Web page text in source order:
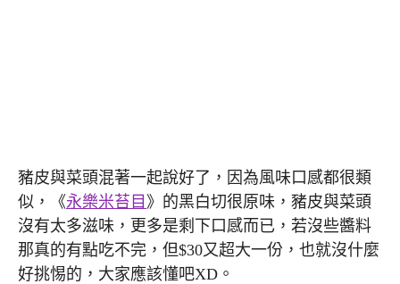
豬皮與菜頭混著一起說好了，因為風味口感都很類
似，《永樂米苔目 》的黑白切很原味，豬皮與菜頭
沒有太多滋味，更多是剩下口感而已，若沒些醬料
那真的有點吃不完，但$30又超大一份，也就沒什麼
好挑惕的，大家應該懂吧XD。